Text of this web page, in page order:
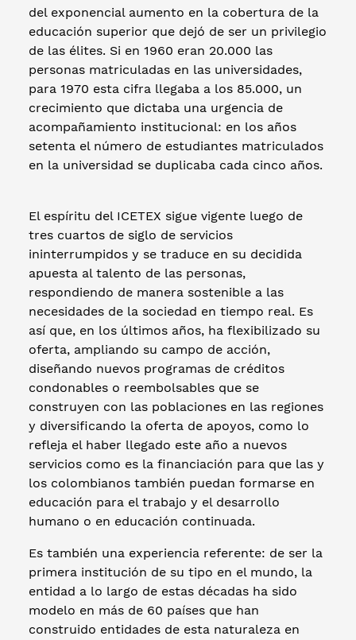
del exponencial aumento en la cobertura de la
educación superior que dejó de ser un privilegio
de las élites. Si en 1960 eran 20.000 las
personas matriculadas en las universidades,
para 1970 esta cifra llegaba a los 85.000, un
crecimiento que dictaba una urgencia de
acompañamiento institucional: en los años
setenta el número de estudiantes matriculados
en la universidad se duplicaba cada cinco años.
El espíritu del ICETEX sigue vigente luego de
tres cuartos de siglo de servicios
ininterrumpidos y se traduce en su decidida
apuesta al talento de las personas,
respondiendo de manera sostenible a las
necesidades de la sociedad en tiempo real. Es
así que, en los últimos años, ha flexibilizado su
oferta, ampliando su campo de acción,
diseñando nuevos programas de créditos
condonables o reembolsables que se
construyen con las poblaciones en las regiones
y diversificando la oferta de apoyos, como lo
refleja el haber llegado este año a nuevos
servicios como es la financiación para que las y
los colombianos también puedan formarse en
educación para el trabajo y el desarrollo
humano o en educación continuada.
Es también una experiencia referente: de ser la
primera institución de su tipo en el mundo, la
entidad a lo largo de estas décadas ha sido
modelo en más de 60 países que han
construido entidades de esta naturaleza en